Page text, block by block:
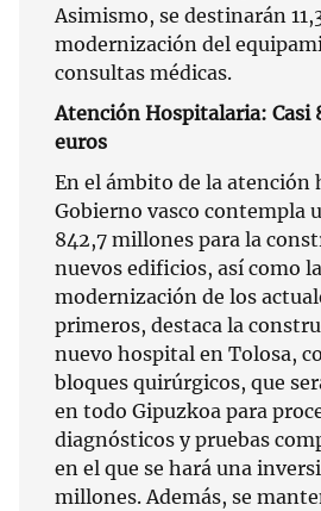
Asimismo, se destinarán
modernización del
consultas médicas.
Atención Hospitalaria: Casi
euros
En el ámbito de la atención
Gobierno vasco contempla
842,7 millones para la
nuevos edificios, así como
modernización de los
primeros, destaca la
nuevo hospital en Tolosa,
bloques quirúrgicos, que
en todo Gipuzkoa para
diagnósticos y pruebas
en el que se hará una
millones. Además, se